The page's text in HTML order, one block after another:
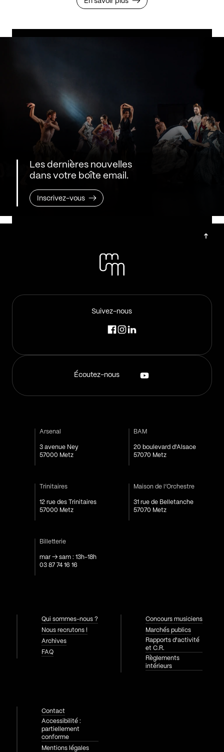
Les dernières nouvelles
dans votre boîte email.
Inscrivez-vous
Suivez-nous
Écoutez-nous
Arsenal
3 avenue Ney
57000 Metz
BAM
20 boulevard d'Alsace
57070 Metz
Trinitaires
12 rue des Trinitaires
57000 Metz
Maison de l’Orchestre
31 rue de Belletanche
57070 Metz
Billetterie
mar → sam : 13h-18h
03 87 74 16 16
Qui sommes-nous ?
Nous recrutons !
Archives
FAQ
Concours musiciens
Marchés publics
Rapports d'activité
et C.R.
Règlements
intérieurs
Contact
Accessibilité :
partiellement
conforme
Mentions légales